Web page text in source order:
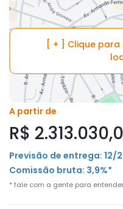
[ + ] Clique
A partir de
R$
Previsão de entrega: 12/
Comissão bruta: 3,9%*
* fale com a gente para